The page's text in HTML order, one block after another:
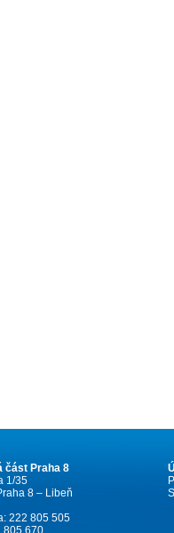
část Praha 8
1/35
8 – Libeň
222 805 505
805 670